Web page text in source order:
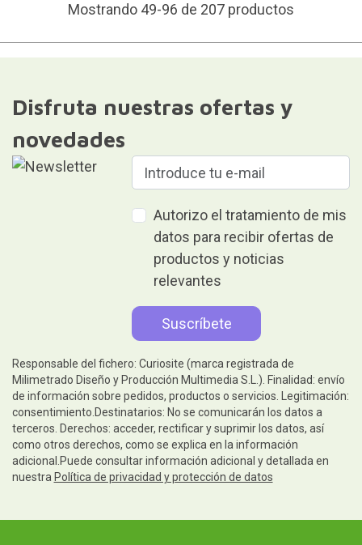
Mostrando 49-96 de 207 productos
Disfruta nuestras ofertas y
novedades
Autorizo el tratamiento de mis
datos para recibir ofertas de
productos y noticias
relevantes
Responsable del fichero: Curiosite (marca registrada de
Milimetrado Diseño y Producción Multimedia S.L.). Finalidad: envío
de información sobre pedidos, productos o servicios. Legitimación:
consentimiento.Destinatarios: No se comunicarán los datos a
terceros. Derechos: acceder, rectificar y suprimir los datos, así
como otros derechos, como se explica en la información
adicional.Puede consultar información adicional y detallada en
nuestra Política de privacidad y protección de datos